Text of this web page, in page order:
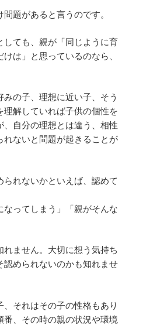
題があると言うのです。
しても、親が「同じように育
は」と思っているのなら、
の子、理想に近い子、そう
理解していれば子供の個性を
自分の理想とは違う、相性
れないと問題が起きることが
られないかといえば、認めて
なってしまう」「親がそんな
れません。大切に想う気持ち
認められないのかも知れませ
それはその子の性格もあり
番、その時の親の状況や環境